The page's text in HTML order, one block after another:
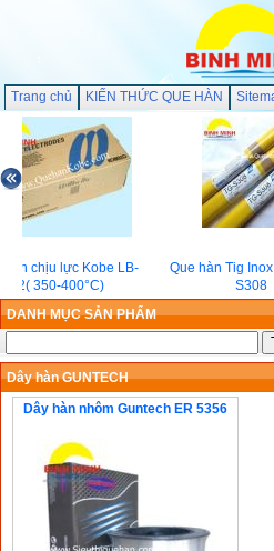
Trang chủ KIẾN THỨC QUE HÀN
hàn chịu lực Kobe LB-
62( 350-400°C)
Que hàn Tig
S308
DANH MỤC SẢN PHẨM
Dây hàn GUNTECH
Dây hàn nhôm Guntech ER 5356